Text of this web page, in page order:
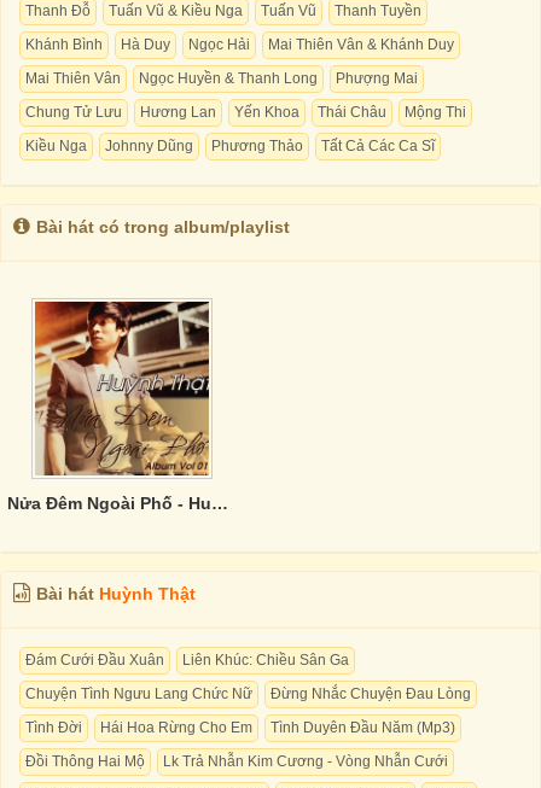
Thanh Đỗ
Tuấn Vũ & Kiều Nga Tuấn Vũ
Thanh Tuyền
Khánh Bình
Hà Duy Ngọc Hải
Mai Thiên Vân & Khánh Duy
Mai Thiên Vân
Ngọc Huyền & Thanh Long
Phượng Mai
Chung Tử Lưu
Hương Lan Yến Khoa Thái Châu
Mộng Thi
Kiều Nga
Johnny Dũng Phương Thảo Tất Cả Các Ca Sĩ
Bài hát có trong album/playlist
Nửa Đêm Ngoài Phố - Huỳnh Thật
Bài hát Huỳnh Thật
Đám Cưới Đầu Xuân
Liên Khúc: Chiều Sân Ga
Chuyện Tình Ngưu Lang Chức Nữ
Đừng Nhắc Chuyện Đau Lòng
Tình Đời
Hái Hoa Rừng Cho Em
Tình Duyên Đầu Năm (Mp3)
Đồi Thông Hai Mộ
Lk Trả Nhẫn Kim Cương - Vòng Nhẫn Cưới